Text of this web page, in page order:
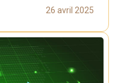
26 avril 2025